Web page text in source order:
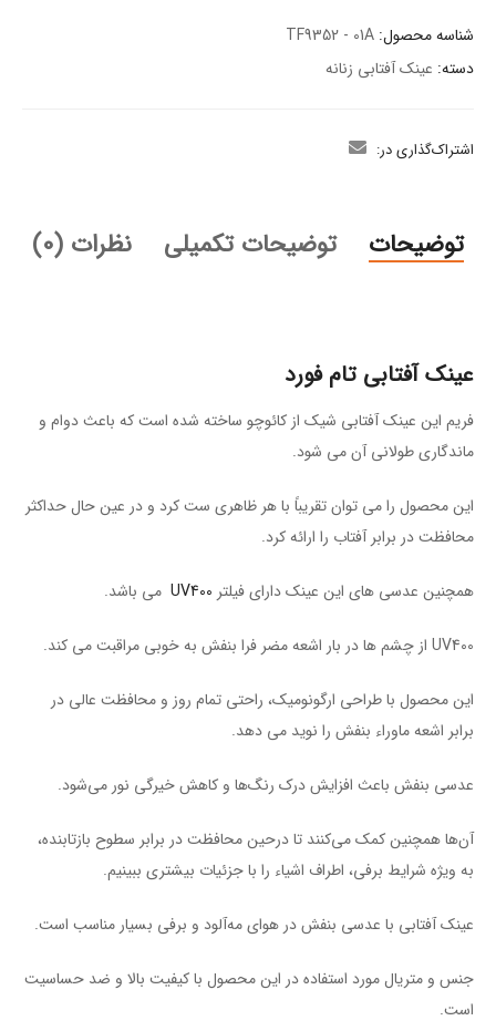
شناسه محصول: TF9352 - 01A
دسته: عینک آفتابی زنانه
اشتراک‌گذاری در:
توضیحات توضیحات تکمیلی نظرات (0)
عینک آفتابی تام فورد
فریم این عینک آفتابی شیک از کائوچو ساخته شده است که باعث دوام و
ماندگاری طولانی آن می شود.
این محصول را می توان تقریباً با هر ظاهری ست کرد و در عین حال حداکثر
محافظت در برابر آفتاب را ارائه کرد.
همچنین عدسی های این عینک دارای فیلتر UV400 می باشد.
UV400 از چشم ها در بار اشعه مضر فرا بنفش به خوبی مراقبت می کند.
این محصول با طراحی ارگونومیک، راحتی تمام روز و محافظت عالی در
برابر اشعه ماوراء بنفش را نوید می دهد.
عدسی بنفش باعث افزایش درک رنگ‌ها و کاهش خیرگی نور می‌شود.
آن‌ها همچنین کمک می‌کنند تا درحین محافظت در برابر سطوح بازتابنده،
به ویژه شرایط برفی، اطراف اشیاء را با جزئیات بیشتری ببینیم.
عینک آفتابی با عدسی بنفش در هوای مه‌آلود و برفی بسیار مناسب است.
جنس و متریال مورد استفاده در این محصول با کیفیت بالا و ضد حساسیت
است.